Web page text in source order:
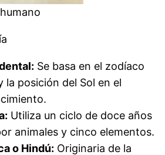
Se basa en el zodíaco
la posición del Sol en el
Utiliza un ciclo de doce años
animales y cinco elementos.
o Hindú: Originaria de la